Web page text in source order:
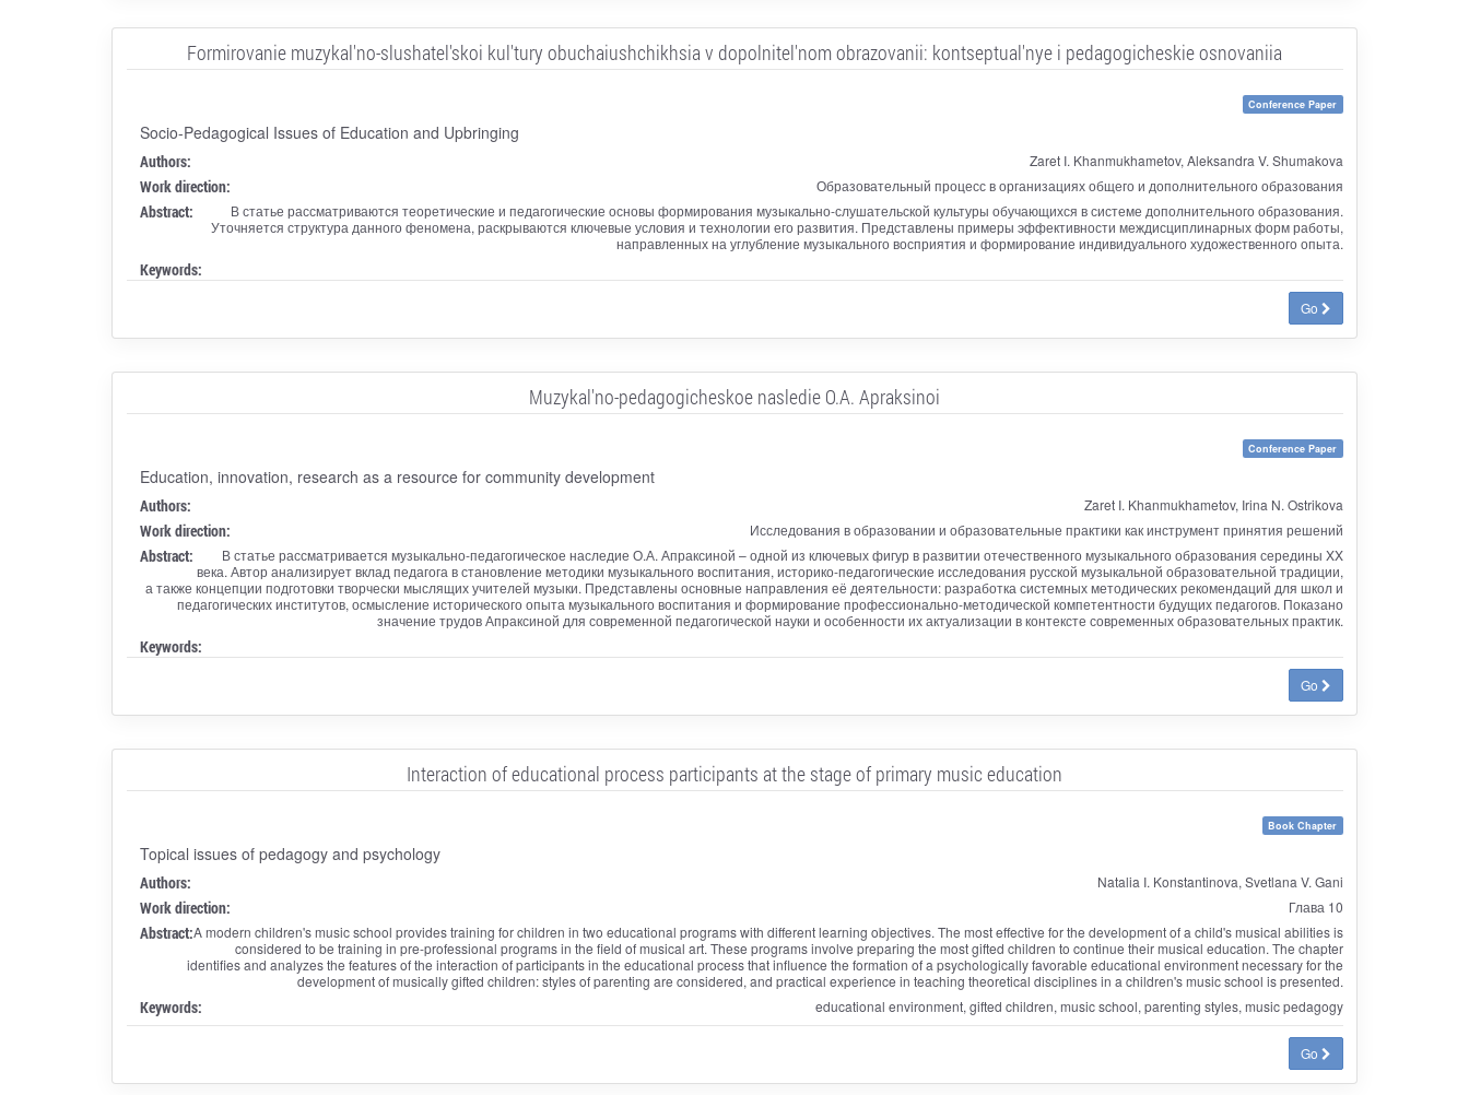
Formirovanie muzykal'no-slushatel'skoi kul'tury obuchaiushchikhsia v dopolnitel'nom obrazovanii: kontseptual'nye i pedagogicheskie osnovaniia
Conference Paper
Socio-Pedagogical Issues of Education and Upbringing
Authors: Zaret I. Khanmukhametov, Aleksandra V. Shumakova
Work direction: Образовательный процесс в организациях общего и дополнительного образования
Abstract:
В статье рассматриваются теоретические и педагогические основы формирования музыкально-слушательской культуры обучающихся в системе дополнительного образования.
Уточняется структура данного феномена, раскрываются ключевые условия и технологии его развития. Представлены примеры эффективности междисциплинарных форм работы,
направленных на углубление музыкального восприятия и формирование индивидуального художественного опыта.
Keywords:
Go
Muzykal'no-pedagogicheskoe nasledie O.A. Apraksinoi
Conference Paper
Education, innovation, research as a resource for community development
Authors: Zaret I. Khanmukhametov, Irina N. Ostrikova
Work direction: Исследования в образовании и образовательные практики как инструмент принятия решений
Abstract:
В статье рассматривается музыкально-педагогическое наследие О.А. Апраксиной – одной из ключевых фигур в развитии отечественного музыкального образования середины XX
века. Автор анализирует вклад педагога в становление методики музыкального воспитания, историко-педагогические исследования русской музыкальной образовательной традиции,
а также концепции подготовки творчески мыслящих учителей музыки. Представлены основные направления её деятельности: разработка системных методических рекомендаций для школ и
педагогических институтов, осмысление исторического опыта музыкального воспитания и формирование профессионально-методической компетентности будущих педагогов. Показано
значение трудов Апраксиной для современной педагогической науки и особенности их актуализации в контексте современных образовательных практик.
Keywords:
Go
Interaction of educational process participants at the stage of primary music education
Book Chapter
Topical issues of pedagogy and psychology
Authors: Natalia I. Konstantinova, Svetlana V. Gani
Work direction: Глава 10
Abstract:A modern children's music school provides training for children in two educational programs with different learning objectives. The most effective for the development of a child's musical abilities is
considered to be training in pre-professional programs in the field of musical art. These programs involve preparing the most gifted children to continue their musical education. The chapter
identifies and analyzes the features of the interaction of participants in the educational process that influence the formation of a psychologically favorable educational environment necessary for the
development of musically gifted children: styles of parenting are considered, and practical experience in teaching theoretical disciplines in a children's music school is presented.
Keywords: educational environment, gifted children, music school, parenting styles, music pedagogy
Go